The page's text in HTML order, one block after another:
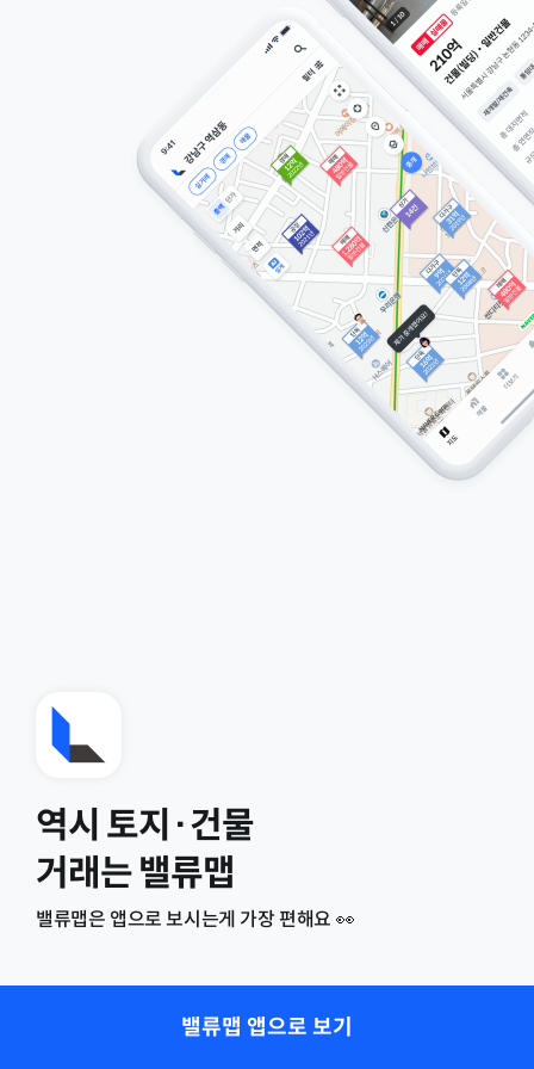
역시 토지·건물
거래는 밸류맵
밸류맵은 앱으로 보시는게 가장 편해요 👀
밸류맵 앱으로 보기